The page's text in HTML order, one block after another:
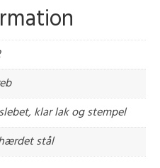
klar lak og stempel
stål